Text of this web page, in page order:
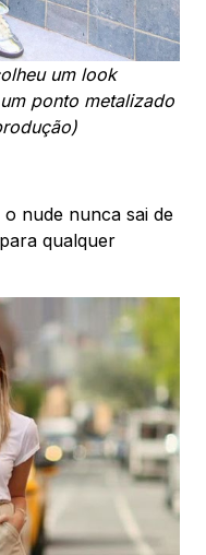
um look
ponto metalizado
nude nunca sai de
qualquer